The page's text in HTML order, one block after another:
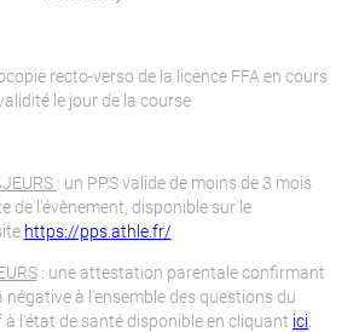
recto-verso de la licence FFA en cours
le jour de la course
: un PPS valide de moins de 3 mois
de l'évènement, disponible sur le
https://pps.athle.fr/
: une attestation parentale confirmant
négative à l'ensemble des questions du
l'état de santé disponible en cliquant ici